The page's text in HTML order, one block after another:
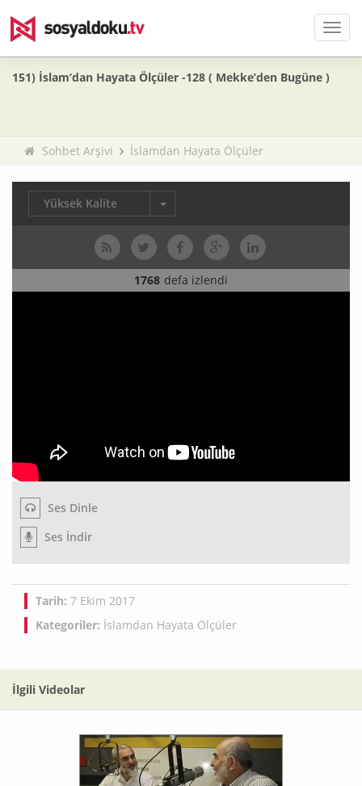
Menü
151) İslam’dan Hayata Ölçüler -128 ( Mekke’den Bugüne )
Sohbet Arşivi İslamdan Hayata Ölçüler
Yüksek Kalite
1768 defa izlendi
Ses Dinle
Ses İndir
Tarih: 7 Ekim 2017
Kategoriler: İslamdan Hayata Ölçüler
İlgili Videolar